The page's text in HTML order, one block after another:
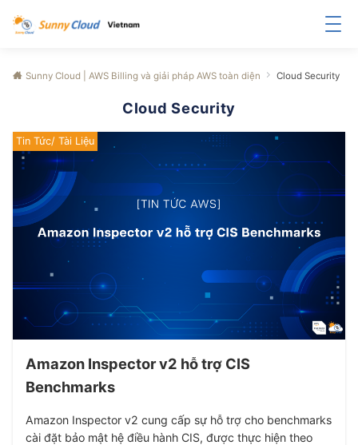
Sunny Cloud | AWS Billing và giải pháp AWS toàn diện Cloud Security
Cloud Security
Tin Tức/ Tài Liệu
Amazon Inspector v2 hỗ trợ CIS
Benchmarks
Amazon Inspector v2 cung cấp sự hỗ trợ cho benchmarks
cài đặt bảo mật hệ điều hành CIS, được thực hiện theo